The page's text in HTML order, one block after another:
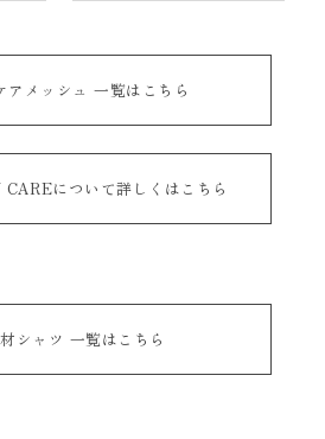
アメッシュ 一覧はこちら
について詳しくはこちら
シャツ 一覧はこちら